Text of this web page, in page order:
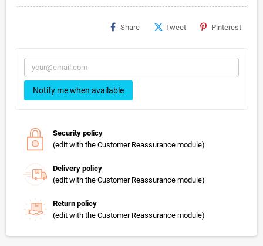
Share Tweet Pinterest
Notify me when available
Security policy
(edit with the Customer Reassurance module)
Delivery policy
(edit with the Customer Reassurance module)
Return policy
(edit with the Customer Reassurance module)